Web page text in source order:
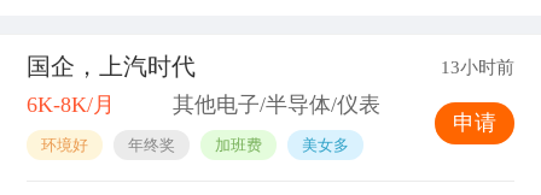
国企，上汽时代 13小时前
6K-8K/月 其他电子/半导体/仪表
环境好 年终奖 加班费 美女多
申请